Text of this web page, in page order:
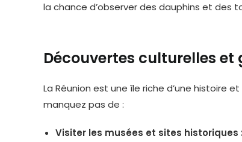
la chance d’observer des dauphins et des
Découvertes culturelles
La Réunion est une île riche d’une histoire
manquez pas de :
Visiter les musées et sites historiques :